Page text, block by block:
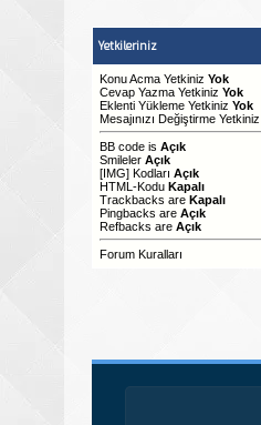
Yetkileriniz
Konu Acma Yetkiniz Yok
Cevap Yazma Yetkiniz Yok
Eklenti Yükleme Yetkiniz Yok
Mesajınızı Değiştirme Yetkiniz
BB code is Açık
Smileler Açık
[IMG] Kodları Açık
HTML-Kodu Kapalı
Trackbacks are Kapalı
Pingbacks are Açık
Refbacks are Açık
Forum Kuralları